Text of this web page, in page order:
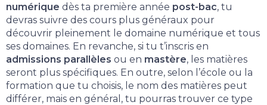
numérique dès ta première année post-bac, tu
devras suivre des cours plus généraux pour
découvrir pleinement le domaine numérique et tous
ses domaines. En revanche, si tu t’inscris en
admissions parallèles ou en mastère, les matières
seront plus spécifiques. En outre, selon l’école ou la
formation que tu choisis, le nom des matières peut
différer, mais en général, tu pourras trouver ce type